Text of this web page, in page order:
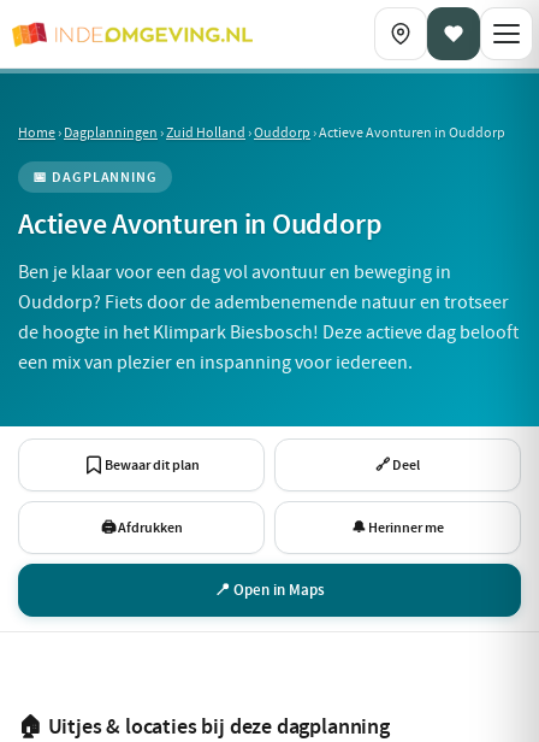
Home›Dagplanningen›Zuid Holland›Ouddorp›Actieve Avonturen in Ouddorp
📅 DAGPLANNING
Actieve Avonturen in Ouddorp
Ben je klaar voor een dag vol avontuur en beweging in
Ouddorp? Fiets door de adembenemende natuur en trotseer
de hoogte in het Klimpark Biesbosch! Deze actieve dag belooft
een mix van plezier en inspanning voor iedereen.
📍 Open in Maps
Bewaar dit plan 🔗 Deel
🖨 Afdrukken 🔔 Herinner me
🏠 Uitjes & locaties bij deze dagplanning